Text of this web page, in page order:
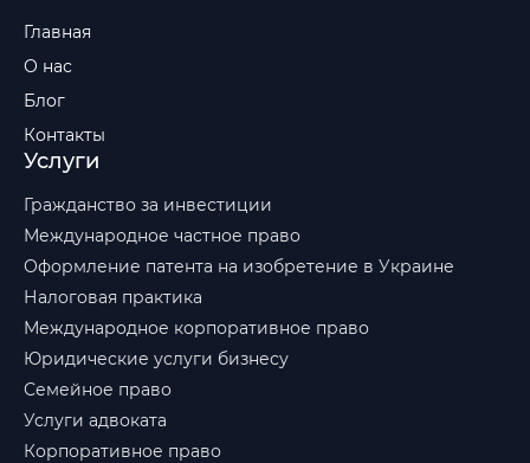
Главная
О нас
Блог
Контакты
Услуги
Гражданство за инвестиции
Международное частное право
Оформление патента на изобретение в Украине
Налоговая практика
Международное корпоративное право
Юридические услуги бизнесу
Семейное право
Услуги адвоката
Корпоративное право